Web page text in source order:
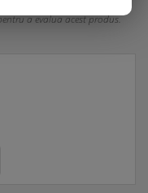
a evalua acest produs.